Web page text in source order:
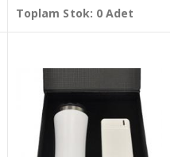
Toplam Stok: 0 Adet